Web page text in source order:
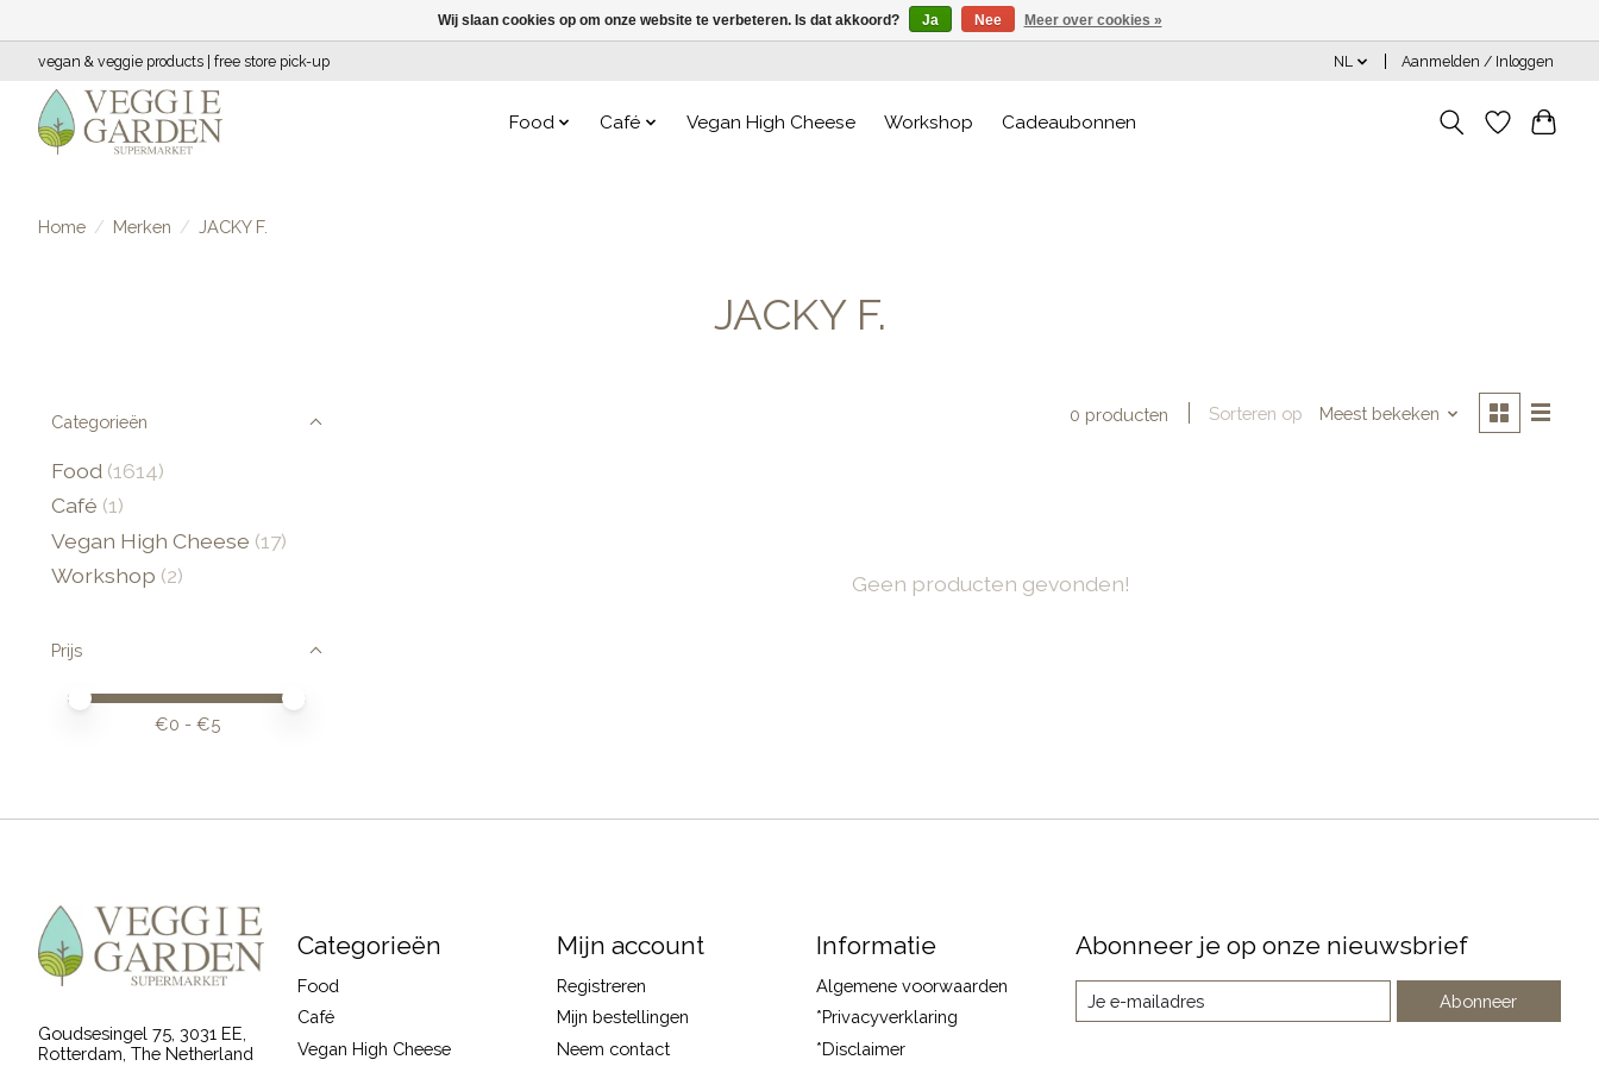
vegan & veggie products | free store pick-up NL Aanmelden / Inloggen
Food Café Vegan High Cheese Workshop Cadeaubonnen
Home / Merken / JACKY F.
JACKY F.
Categorieën
Food (1614)
Café (1)
Vegan High Cheese (17)
Workshop (2)
Prijs
Minimale prijswaarde
Price maximum value
€0 - €5
0 producten Sorteren op Meest bekeken
Geen producten gevonden!
Goudsesingel 75, 3031 EE,
Rotterdam, The Netherland
Categorieën
Food
Café
Vegan High Cheese
Mijn account
Registreren
Mijn bestellingen
Neem contact
Informatie
Algemene voorwaarden
*Privacyverklaring
*Disclaimer
Abonneer je op onze nieuwsbrief
Abonneer
Wij slaan cookies op om onze website te verbeteren. Is dat akkoord? Ja Nee Meer over cookies »